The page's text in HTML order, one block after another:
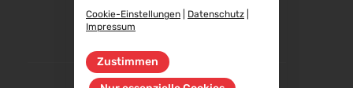
Finance 2026
25.09.2026 - 26.09.2026
POWTECH 2026
29.09.2026 - 01.10.2026
Cookie-Einstellungen
Datenschutz
Impressum
Zustimmen